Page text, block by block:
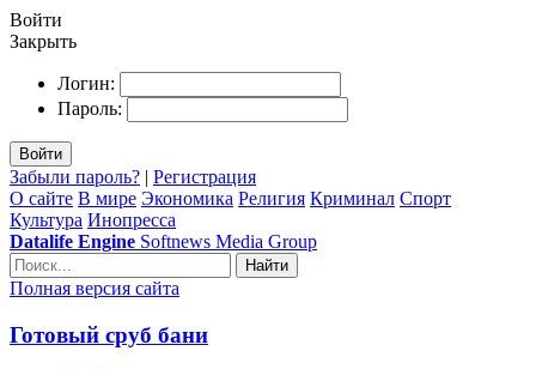
Войти
Закрыть
Логин:
Пароль:
Войти
Забыли пароль? | Регистрация
О сайте В мире Экономика Религия Криминал Спорт
Культура Инопресса
Datalife Engine Softnews Media Group
Найти
Полная версия сайта
Готовый сруб бани